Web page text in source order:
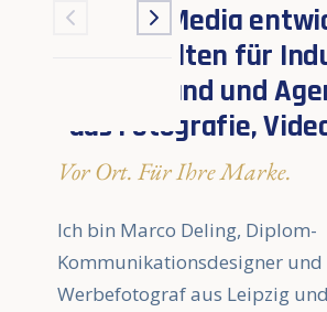
BCS Media
Bildwelten für
Mittelstand und
aus Fotografie,
Vor Ort. Für Ihre Marke.
Ich bin Marco Deling, Diplom-
Kommunikationsdesigner
Werbefotograf aus Leipzig